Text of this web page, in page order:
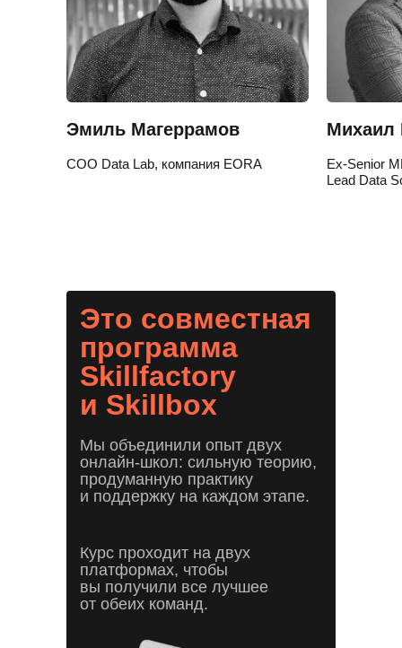
Эмиль Магеррамов
COO Data Lab, компания EORA
Михаил
Ex-Senior
Lead Data
Это совместная
программа
Skillfactory
и Skillbox
Мы объединили опыт двух
онлайн-школ: сильную теорию,
продуманную практику
и поддержку на каждом этапе.
Курс проходит на двух
платформах, чтобы
вы получили все лучшее
от обеих команд.